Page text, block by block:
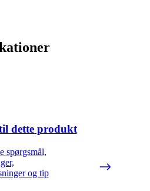
dette produkt
spørgsmål,
og tip